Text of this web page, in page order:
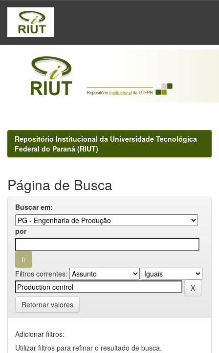
Skip
navigation
Repositório Institucional da Universidade Tecnológica
Federal do Paraná (RIUT)
Página de Busca
Buscar em:
por
Filtros correntes:
Retornar valores
Adicionar filtros:
Utilizar filtros para refinar o resultado de busca.